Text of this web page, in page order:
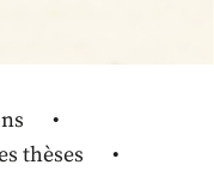
thèses